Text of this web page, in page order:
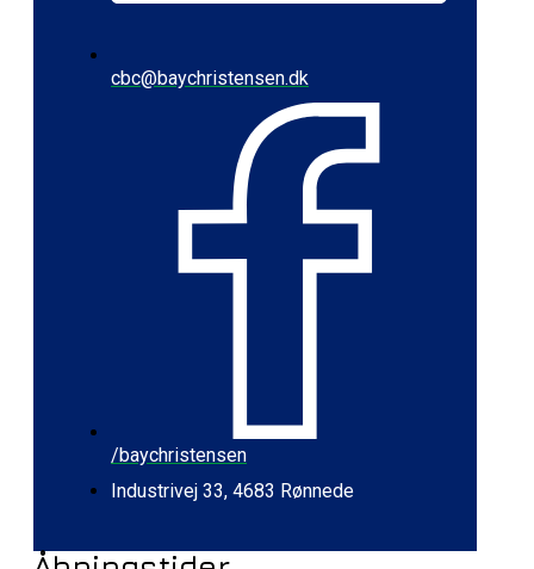
cbc@baychristensen.dk
/baychristensen
Industrivej 33, 4683 Rønnede